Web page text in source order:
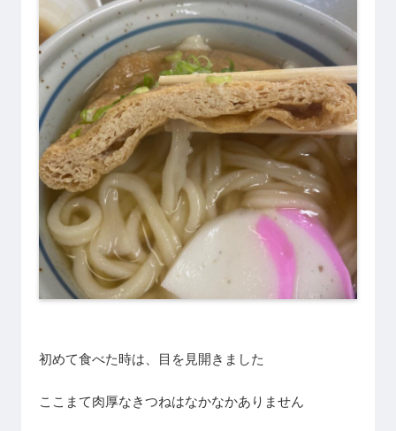
初めて食べた時は、目を見開きました
ここまて肉厚なきつねはなかなかありません